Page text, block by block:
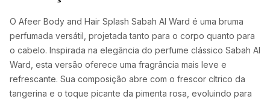
O Afeer Body and Hair Splash Sabah Al Ward é uma bruma
perfumada versátil, projetada tanto para o corpo quanto para
o cabelo. Inspirada na elegância do perfume clássico Sabah Al
Ward, esta versão oferece uma fragrância mais leve e
refrescante. Sua composição abre com o frescor cítrico da
tangerina e o toque picante da pimenta rosa, evoluindo para